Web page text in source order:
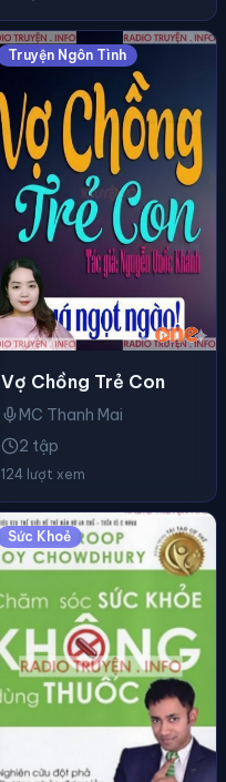
Truyện Ngôn Tình
Vợ Chồng Trẻ Con
MC Thanh Mai
2 tập
124 lượt xem
Sức Khoẻ